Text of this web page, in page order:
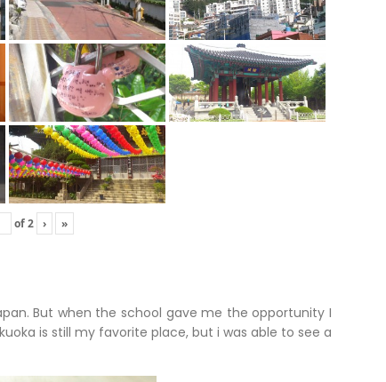
of2 › »
But when the school gave me the opportunity I
is still my favorite place, but i was able to see a